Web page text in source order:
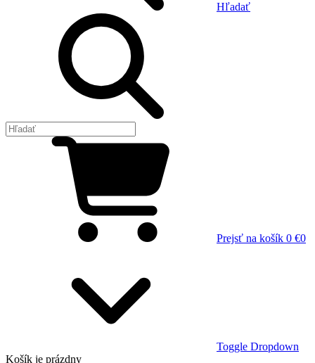
Hľadať
Prejsť na košík 0 €0
Toggle Dropdown
Košík je prázdny